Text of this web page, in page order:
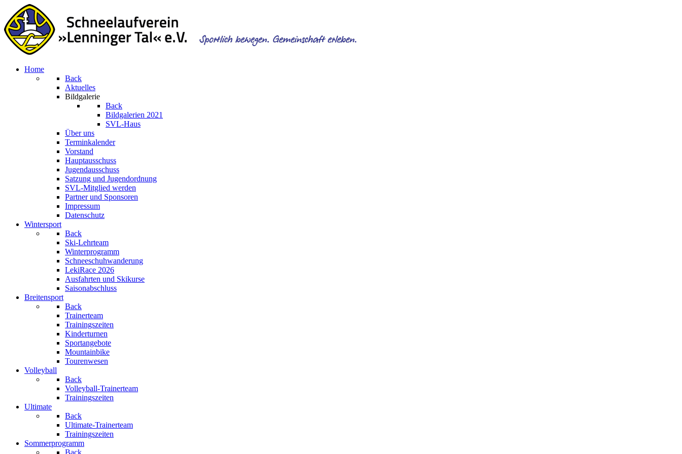
Home
Back
Aktuelles
Bildgalerie
Back
Bildgalerien 2021
SVL-Haus
Über uns
Terminkalender
Vorstand
Hauptausschuss
Jugendausschuss
Satzung und Jugendordnung
SVL-Mitglied werden
Partner und Sponsoren
Impressum
Datenschutz
Wintersport
Back
Ski-Lehrteam
Winterprogramm
Schneeschuhwanderung
LekiRace 2026
Ausfahrten und Skikurse
Saisonabschluss
Breitensport
Back
Trainerteam
Trainingszeiten
Kinderturnen
Sportangebote
Mountainbike
Tourenwesen
Volleyball
Back
Volleyball-Trainerteam
Trainingszeiten
Ultimate
Back
Ultimate-Trainerteam
Trainingszeiten
Sommerprogramm
Back